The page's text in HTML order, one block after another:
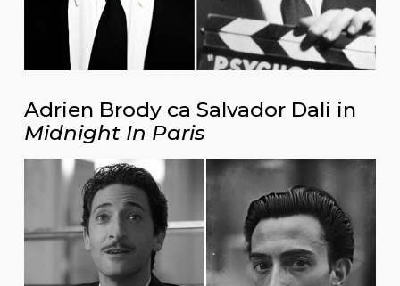
Adrien Brody ca Salvador Dali in
Midnight In Paris